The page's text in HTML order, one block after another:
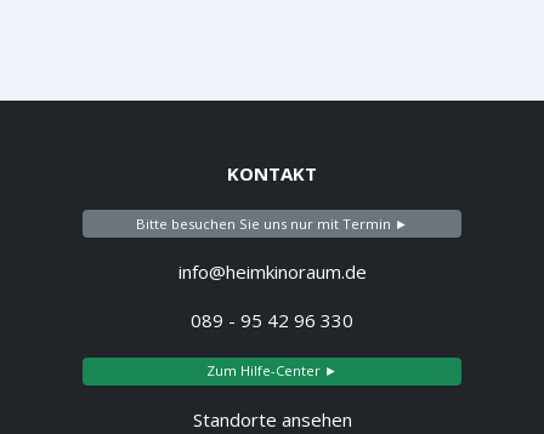
KONTAKT
Bitte besuchen Sie uns nur mit Termin ►
info@heimkinoraum.de
089 - 95 42 96 330
Zum Hilfe-Center ►
Standorte ansehen